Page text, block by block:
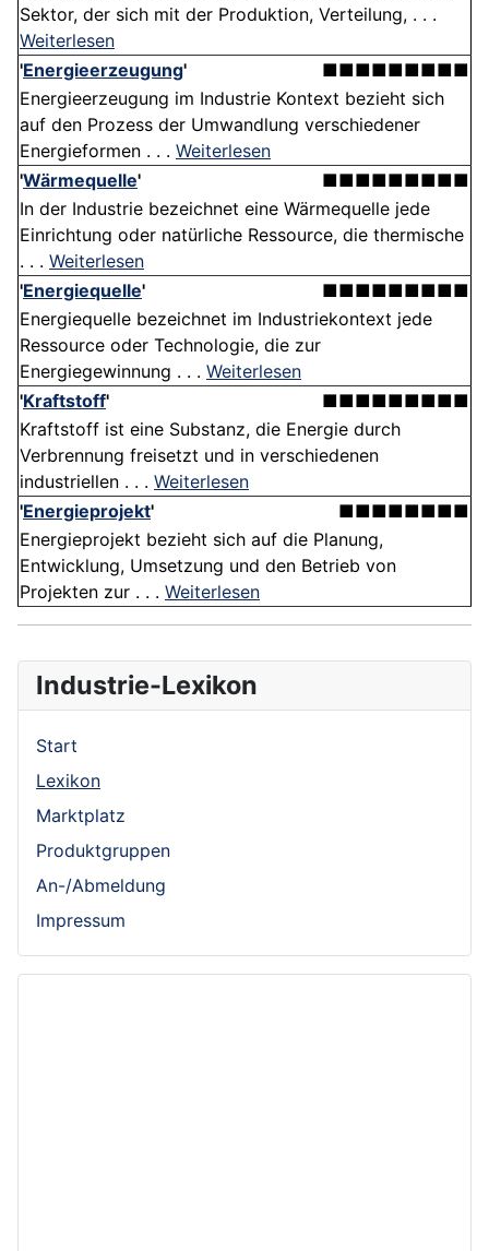
Sektor, der sich mit der Produktion, Verteilung, . . .
Weiterlesen
'Energieerzeugung'
■■■■■■■■■
Energieerzeugung im Industrie Kontext bezieht sich
auf den Prozess der Umwandlung verschiedener
Energieformen . . . Weiterlesen
'Wärmequelle'
■■■■■■■■■
In der Industrie bezeichnet eine Wärmequelle jede
Einrichtung oder natürliche Ressource, die thermische
. . . Weiterlesen
'Energiequelle'
■■■■■■■■■
Energiequelle bezeichnet im Industriekontext jede
Ressource oder Technologie, die zur
Energiegewinnung . . . Weiterlesen
'Kraftstoff'
■■■■■■■■■
Kraftstoff ist eine Substanz, die Energie durch
Verbrennung freisetzt und in verschiedenen
industriellen . . . Weiterlesen
'Energieprojekt'
■■■■■■■■
Energieprojekt bezieht sich auf die Planung,
Entwicklung, Umsetzung und den Betrieb von
Projekten zur . . . Weiterlesen
Industrie-Lexikon
Start
Lexikon
Marktplatz
Produktgruppen
An-/Abmeldung
Impressum